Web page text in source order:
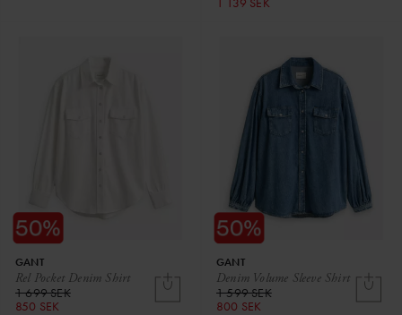
Rel Pocket Denim Shirt
GANT
1 699 SEK
850 SEK
Denim Volume Sleeve Shirt
GANT
1 599 SEK
800 SEK